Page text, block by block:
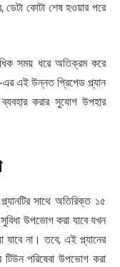
কোটা শেষ হওয়ার পরে
সময় ধরে অতিক্রম করে
এই উন্নত প্রিপেড প্ল্যান
করার সুযোগ উপহার
সাথে অতিরিক্ত ১৫
উপভোগ করা যাবে যখন
যাবে না। তবে, এই প্ল্যানের
টিউন পরিষেবা উপভোগ করা